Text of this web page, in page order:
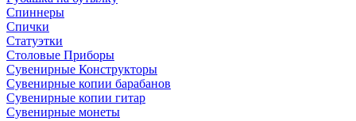
Спиннеры
Спички
Статуэтки
Столовые Приборы
Сувенирные Конструкторы
Сувенирные копии барабанов
Сувенирные копии гитар
Сувенирные монеты